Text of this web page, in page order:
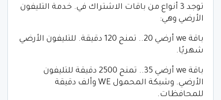
توجد 3 أنواع من باقات الاشتراك في. خدمة التليفون
الأرضي وهي:
باقة we أرضي 20.. تمنح 120 دقيقة. للتليفون الأرضي
شهريًا.
باقة we أرضي 35.. تمنح 2500 دقيقة للتليفون
الأرضي. وشبكة المحمول WE وألف دقيقة
للمحافظات.